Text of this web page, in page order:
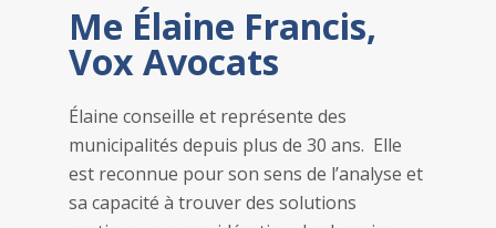
Me Élaine Francis,
Vox Avocats
Élaine conseille et représente des
municipalités depuis plus de 30 ans. Elle
est reconnue pour son sens de l’analyse et
sa capacité à trouver des solutions